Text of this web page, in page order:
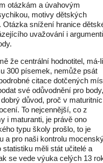
otázkám a úvahovým
motivy dětských
Otázka snížení hranice
uvažování i
že centrální hodnotitel, má-li
300 písemek, nemůže psát
citace dotčených
své odůvodnění pro body,
důvod, proč v
To nejcennější, co z
i maturanti, je právě ono
typu školy prošlo, to je
a pro naši kontrolu
měli stát učitelé a
se vede výuka celých 13